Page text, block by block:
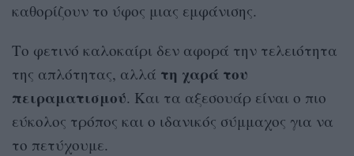
καθορίζουν το ύφος μιας εμφάνισης.
Το φετινό καλοκαίρι δεν αφορά την τελειότητα
της απλότητας, αλλά τη χαρά του
πειραματισμού. Και τα αξεσουάρ είναι ο πιο
εύκολος τρόπος και ο ιδανικός σύμμαχος για να
το πετύχουμε.